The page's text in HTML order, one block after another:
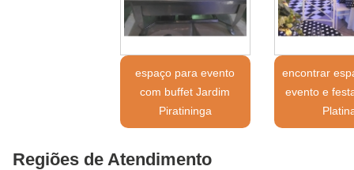
espaço para evento
com buffet Jardim
Piratininga
encontrar
evento e
Regiões de Atendimento